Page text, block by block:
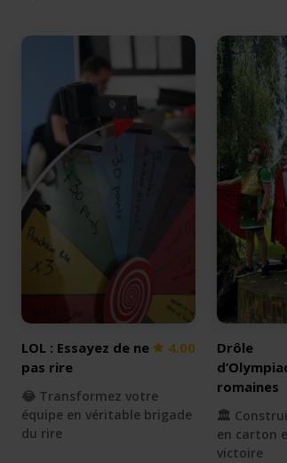
LOL : Essayez de ne
pas rire
4.00
😂 Transformez votre
équipe en véritable brigade
du rire
Drôle
romaines
🏛️
en carton
victoire